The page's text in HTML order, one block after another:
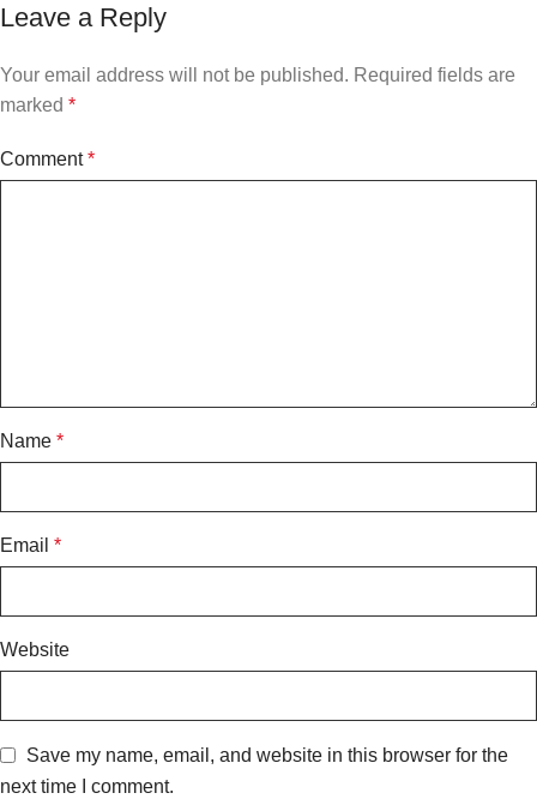
Leave a Reply
Your email address will not be published. Required fields are
marked *
Comment*
Name *
Email *
Website
Save my name, email, and website in this browser for the
next time I comment.